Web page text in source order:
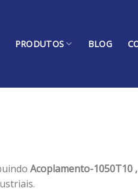
PRODUTOS BLOG
Acoplamento-1050T10 ,